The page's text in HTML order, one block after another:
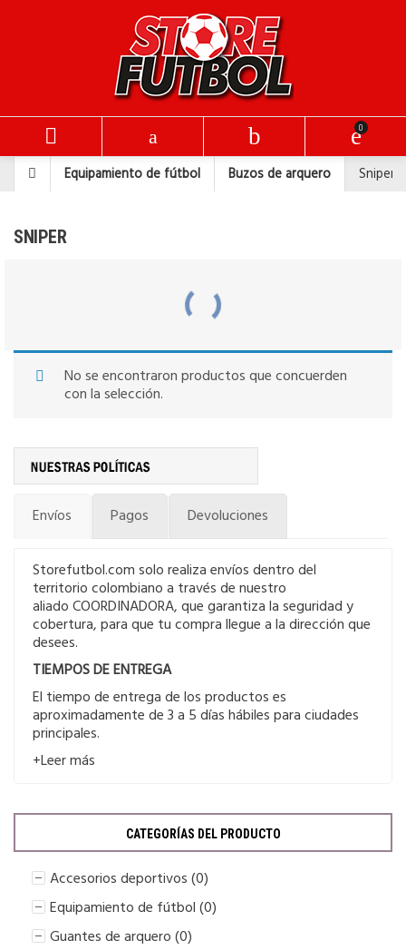
Equipamiento de fútbol Buzos de arquero Sniper
SNIPER
No se encontraron productos que concuerden
con la selección.
Envíos Pagos Devoluciones
Storefutbol.com solo realiza envíos dentro del
territorio colombiano a través de nuestro
aliado COORDINADORA, que garantiza la seguridad y
cobertura, para que tu compra llegue a la dirección que
desees.
TIEMPOS DE ENTREGA
El tiempo de entrega de los productos es
aproximadamente de 3 a 5 días hábiles para ciudades
principales.
+Leer más
CATEGORÍAS DEL PRODUCTO
Accesorios deportivos(0)
Equipamiento de fútbol(0)
Guantes de arquero(0)